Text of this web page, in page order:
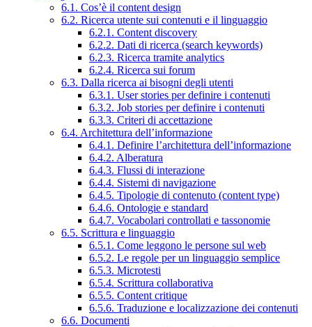
6.1. Cos’è il content design
6.2. Ricerca utente sui contenuti e il linguaggio
6.2.1. Content discovery
6.2.2. Dati di ricerca (search keywords)
6.2.3. Ricerca tramite analytics
6.2.4. Ricerca sui forum
6.3. Dalla ricerca ai bisogni degli utenti
6.3.1. User stories per definire i contenuti
6.3.2. Job stories per definire i contenuti
6.3.3. Criteri di accettazione
6.4. Architettura dell’informazione
6.4.1. Definire l’architettura dell’informazione
6.4.2. Alberatura
6.4.3. Flussi di interazione
6.4.4. Sistemi di navigazione
6.4.5. Tipologie di contenuto (content type)
6.4.6. Ontologie e standard
6.4.7. Vocabolari controllati e tassonomie
6.5. Scrittura e linguaggio
6.5.1. Come leggono le persone sul web
6.5.2. Le regole per un linguaggio semplice
6.5.3. Microtesti
6.5.4. Scrittura collaborativa
6.5.5. Content critique
6.5.6. Traduzione e localizzazione dei contenuti
6.6. Documenti